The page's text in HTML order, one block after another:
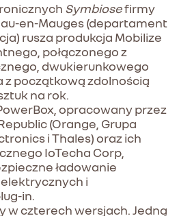
Symbiosefirmy
en-Mauges (departament
rusza produkcja Mobilize
połączonego z
dwukierunkowego
z początkową zdolnością
na rok.
opracowany przez
(Orange, Grupa
i Thales) oraz ich
IoTecha Corp,
ładowanie
i
in.
w czterech wersjach. Jedną